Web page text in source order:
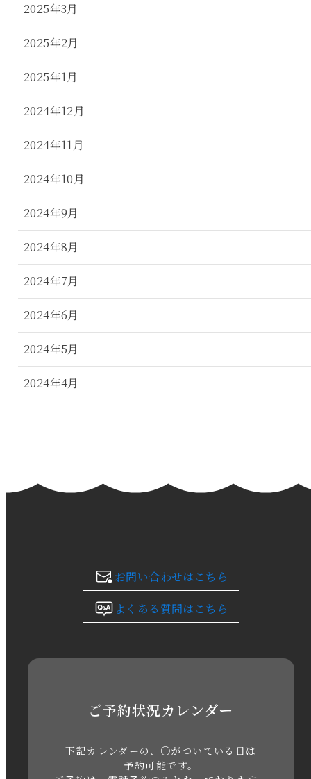
2025年3月
2025年2月
2025年1月
2024年12月
2024年11月
2024年10月
2024年9月
2024年8月
2024年7月
2024年6月
2024年5月
2024年4月
2024年1月
2023年10月
2023年8月
2023年5月
お問い合わせはこちら
よくある質問はこちら
ご予約状況カレンダー
下記カレンダーの、○がついている日は
予約可能です。